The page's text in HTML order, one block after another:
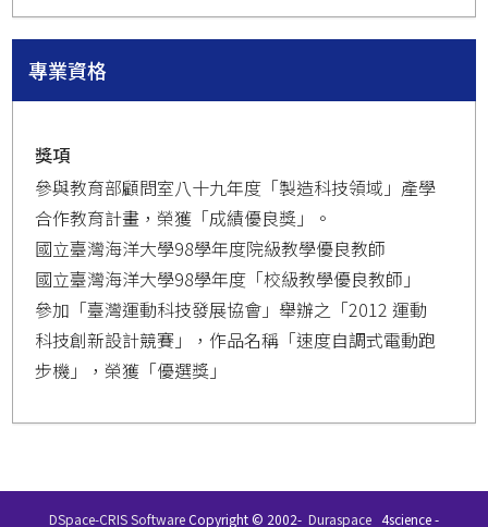
專業資格
獎項
參與教育部顧問室八十九年度「製造科技領域」產學
合作教育計畫，榮獲「成績優良獎」。
國立臺灣海洋大學98學年度院級教學優良教師
國立臺灣海洋大學98學年度「校級教學優良教師」
參加「臺灣運動科技發展協會」舉辦之「2012 運動
科技創新設計競賽」，作品名稱「速度自調式電動跑
步機」，榮獲「優選獎」
DSpace-CRIS SoftwareCopyright © 2002- Duraspace 4science -